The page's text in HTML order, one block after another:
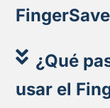
¿Qué
usar el